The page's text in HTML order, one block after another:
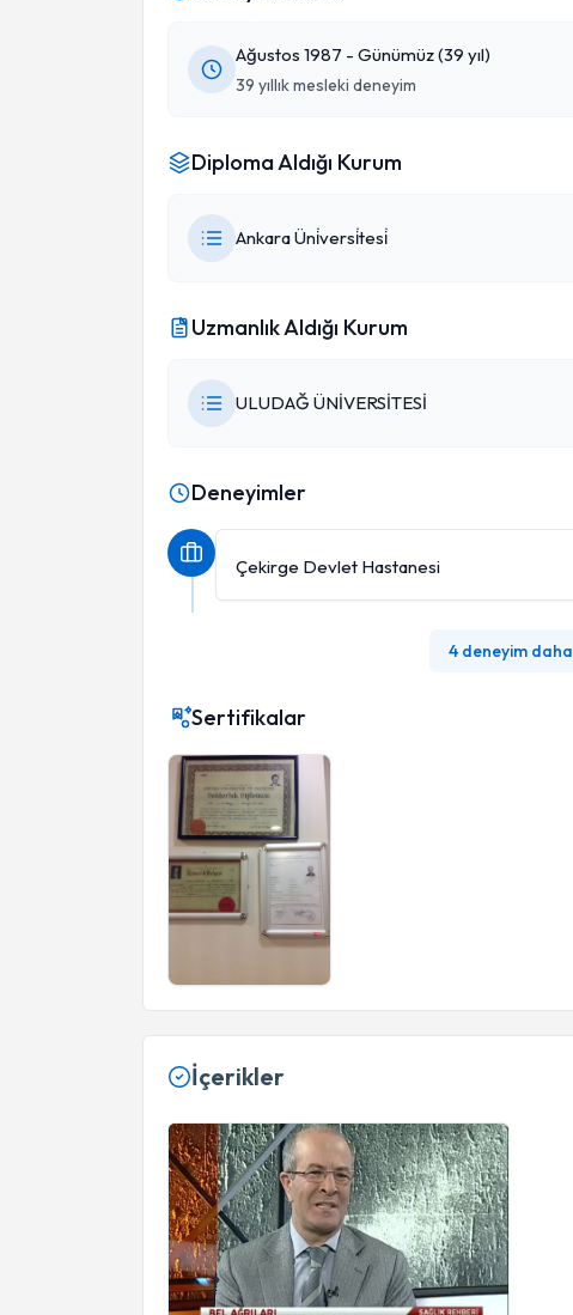
Ağustos 1987 - Günümüz (39 yıl)
39 yıllık mesleki deneyim
Diploma Aldığı Kurum
Ankara Üni̇versi̇tesi̇
Uzmanlık Aldığı Kurum
ULUDAĞ ÜNİVERSİTESİ
Deneyimler
Çekirge Devlet Hastanesi
4 deneyim daha
Sertifikalar
İçerikler
Youtube - Bel ağrıları